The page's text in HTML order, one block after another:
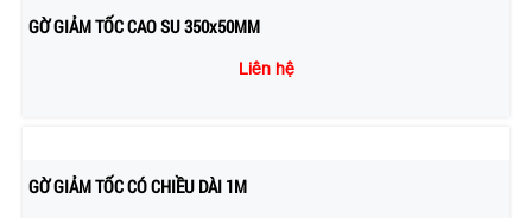
GỜ GIẢM TỐC CAO SU 350x50MM
Liên hệ
GỜ GIẢM TỐC CÓ CHIỀU DÀI 1M